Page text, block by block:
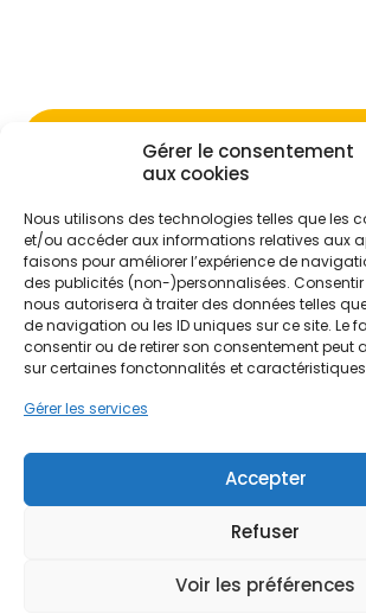
Gérer le consentement
aux cookies
Nous utilisons des technologies telles que les
et/ou accéder aux informations relatives aux
faisons pour améliorer l’expérience de
des publicités (non-)personnalisées.
nous autorisera à traiter des données telles
de navigation ou les ID uniques sur ce site. Le
consentir ou de retirer son consentement peut
sur certaines fonctonnalités et
Gérer les services
Accepter
Refuser
Voir les préférences
anciennes comme les villas Belle
Cimiez, possède une inertie thermique
particulière. Si ces matériaux sont
ventilation mécanique contrôlée
performante. L'aération naturelle,
insuffisante en hiver ou lors des pics
estivale, ne permet pas d'évacuer
les composés organiques volatils
d'humidité. Une installation de VMC
donc indispensable pour préserver le
un système obsolète ou d'équiper
impose des contraintes techniques
encastré. Une ventilation mécanique
Ne passez pas à côté
aides !
Faites vite, les
MaPrimeRénov' sont
limités. Les dossiers
par ordre
Contactez-nous
Je prends rdv !